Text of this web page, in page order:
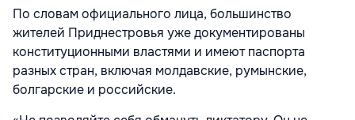
По словам официального лица, большинство
жителей Приднестровья уже документированы
конституционными властями и имеют паспорта
разных стран, включая молдавские, румынские,
болгарские и российские.